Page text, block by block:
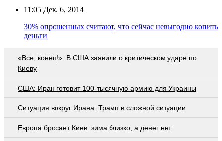
11:05 Дек. 6, 2014
30% опрошенных считают, что сейчас невыгодно копить
деньги
«Все, конец!». В США заявили о критическом ударе по
Киеву
США: Иран готовит 100-тысячную армию для Украины
Ситуация вокруг Ирана: Трамп в сложной ситуации
Европа бросает Киев: зима близко, а денег нет